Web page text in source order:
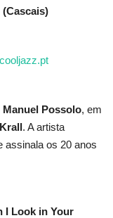
cooljazz.pt
Possolo, em
. A artista
assinala os 20 anos
I Look in Your